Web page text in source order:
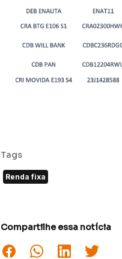
Tags
Renda fixa
Compartilhe essa notícia